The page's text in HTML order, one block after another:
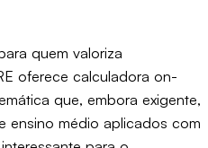
quem valoriza
oferece calculadora on-
que, embora exigente,
ensino médio aplicados com